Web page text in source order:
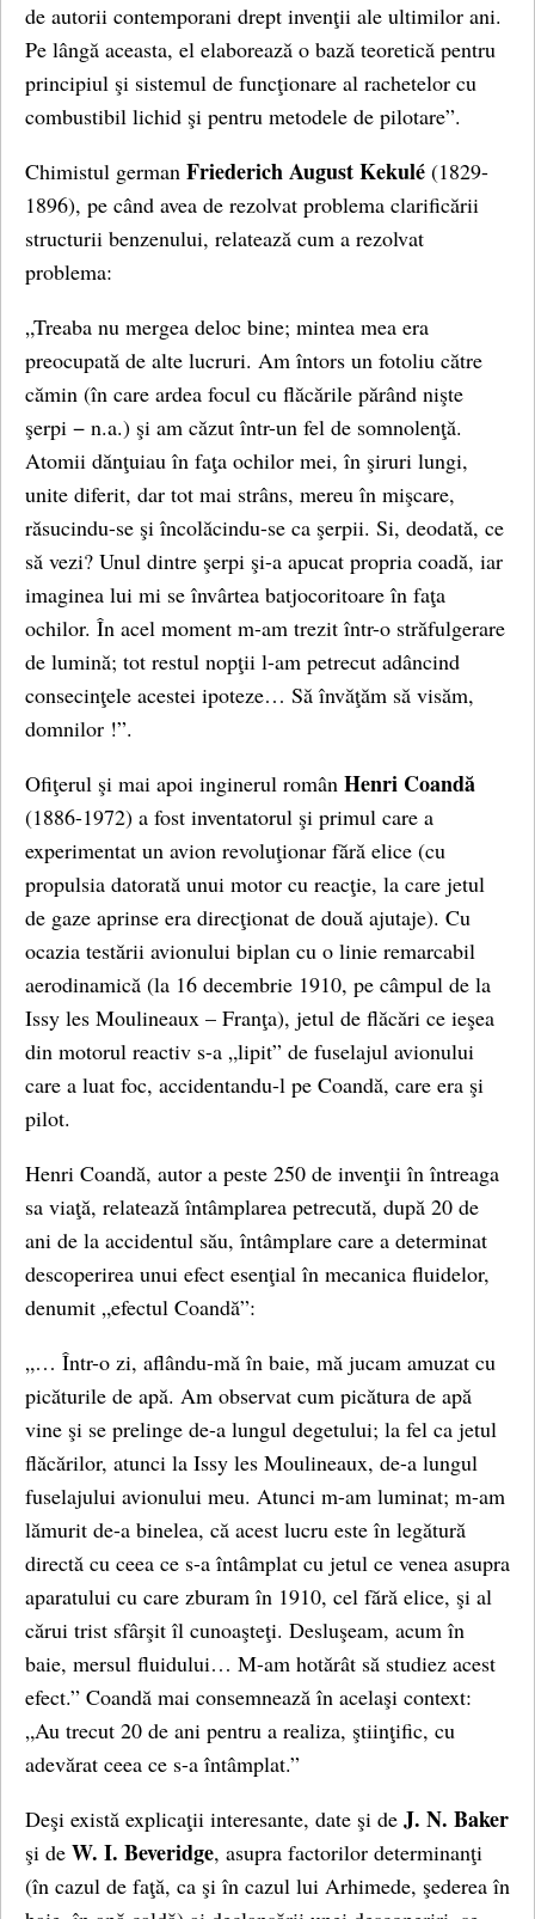
de autorii contemporani drept invenţii ale ultimilor ani.
Pe lângă aceasta, el elaborează o bază teoretică pentru
principiul şi sistemul de funcţionare al rachetelor cu
combustibil lichid şi pentru metodele de pilotare”.
Chimistul german Friederich August Kekulé (1829-
1896), pe când avea de rezolvat problema clarificării
structurii benzenului, relatează cum a rezolvat
problema:
„Treaba nu mergea deloc bine; mintea mea era
preocupată de alte lucruri. Am întors un fotoliu către
cămin (în care ardea focul cu flăcările părând nişte
şerpi − n.a.) şi am căzut într-un fel de somnolenţă.
Atomii dănţuiau în faţa ochilor mei, în şiruri lungi,
unite diferit, dar tot mai strâns, mereu în mişcare,
răsucindu-se şi încolăcindu-se ca şerpii. Si, deodată, ce
să vezi? Unul dintre şerpi şi-a apucat propria coadă, iar
imaginea lui mi se învârtea batjocoritoare în faţa
ochilor. În acel moment m-am trezit într-o străfulgerare
de lumină; tot restul nopţii l-am petrecut adâncind
consecinţele acestei ipoteze… Să învăţăm să visăm,
domnilor !”.
Ofiţerul şi mai apoi inginerul român Henri Coandă
(1886-1972) a fost inventatorul şi primul care a
experimentat un avion revoluţionar fără elice (cu
propulsia datorată unui motor cu reacţie, la care jetul
de gaze aprinse era direcţionat de două ajutaje). Cu
ocazia testării avionului biplan cu o linie remarcabil
aerodinamică (la 16 decembrie 1910, pe câmpul de la
Issy les Moulineaux – Franţa), jetul de flăcări ce ieşea
din motorul reactiv s-a „lipit” de fuselajul avionului
care a luat foc, accidentandu-l pe Coandă, care era şi
pilot.
Henri Coandă, autor a peste 250 de invenţii în întreaga
sa viaţă, relatează întâmplarea petrecută, după 20 de
ani de la accidentul său, întâmplare care a determinat
descoperirea unui efect esenţial în mecanica fluidelor,
denumit „efectul Coandă”:
„… Într-o zi, aflându-mă în baie, mă jucam amuzat cu
picăturile de apă. Am observat cum picătura de apă
vine şi se prelinge de-a lungul degetului; la fel ca jetul
flăcărilor, atunci la Issy les Moulineaux, de-a lungul
fuselajului avionului meu. Atunci m-am luminat; m-am
lămurit de-a binelea, că acest lucru este în legătură
directă cu ceea ce s-a întâmplat cu jetul ce venea asupra
aparatului cu care zburam în 1910, cel fără elice, şi al
cărui trist sfârşit îl cunoaşteţi. Desluşeam, acum în
baie, mersul fluidului… M-am hotărât să studiez acest
efect.” Coandă mai consemnează în acelaşi context:
„Au trecut 20 de ani pentru a realiza, ştiinţific, cu
adevărat ceea ce s-a întâmplat.”
Deşi există explicaţii interesante, date şi de J. N. Baker
şi de W. I. Beveridge, asupra factorilor determinanţi
(în cazul de faţă, ca şi în cazul lui Arhimede, şederea în